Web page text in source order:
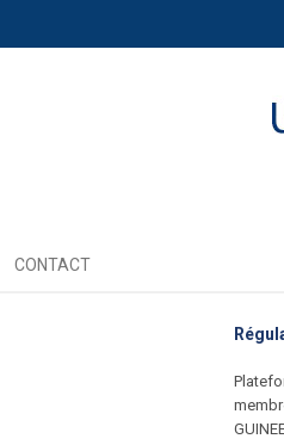
CONTACT